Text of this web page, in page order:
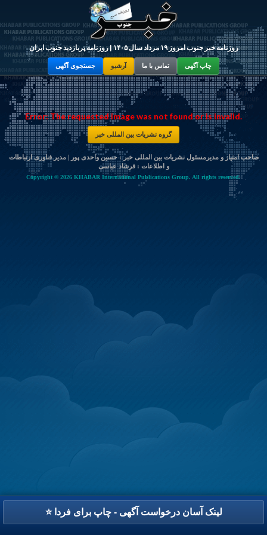
روزنامه خبر جنوب امروز ۱۹ مرداد سال ۱۴۰۵ | روزنامه پربازدید جنوب ایران
جستجوی آگهی آرشیو تماس با ما چاپ آگهی
⭐ لینک آسان درخواست آگهی - چاپ برای فردا
Error: The requested image was not found or is invalid.
گروه نشریات بین المللی خبر
صاحب امتیاز و مدیرمسئول نشریات بین المللی خبر : حسین واحدی پور | مدیر فناوری ارتباطات
و اطلاعات :فرشاد عباسی
Copyright © 2026 KHABAR International Publications Group. All rights reserved.